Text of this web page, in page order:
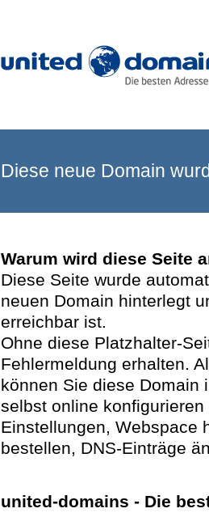
Diese neue Domain
Warum wird diese Seite
Diese Seite wurde
neuen Domain hinterlegt
erreichbar ist.
Ohne diese Platzhalter-
Fehlermeldung erhalten.
können Sie diese Domain
selbst online
Einstellungen, Webspace
bestellen, DNS-Einträge
united-domains - Die